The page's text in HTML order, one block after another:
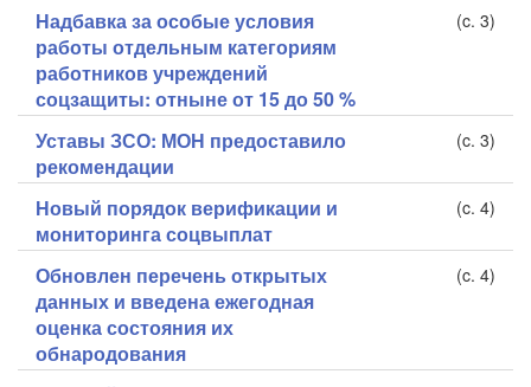
Надбавка за особые условия
работы отдельным категориям
работников учреждений
соцзащиты: отныне от 15 до 50 %
(c. 3)
Уставы ЗСО: МОН предоставило
рекомендации
(c. 3)
Новый порядок верификации и
мониторинга соцвыплат
(c. 4)
Обновлен перечень открытых
данных и введена ежегодная
оценка состояния их
обнародования
(c. 4)